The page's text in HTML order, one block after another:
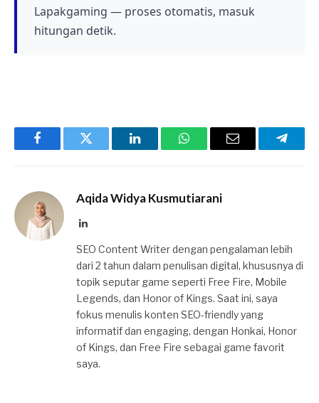
Lapakgaming — proses otomatis, masuk
hitungan detik.
FacebookTwitter LinkedInWhatsAppEmail
Aqida Widya Kusmutiarani
LinkedIn
SEO Content Writer dengan pengalaman lebih
dari 2 tahun dalam penulisan digital, khususnya di
topik seputar game seperti Free Fire, Mobile
Legends, dan Honor of Kings. Saat ini, saya
fokus menulis konten SEO-friendly yang
informatif dan engaging, dengan Honkai, Honor
of Kings, dan Free Fire sebagai game favorit
saya.